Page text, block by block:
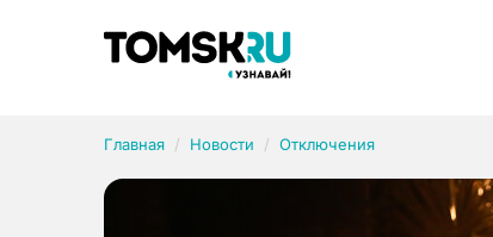
Главная Новости Отключения
Рубрики